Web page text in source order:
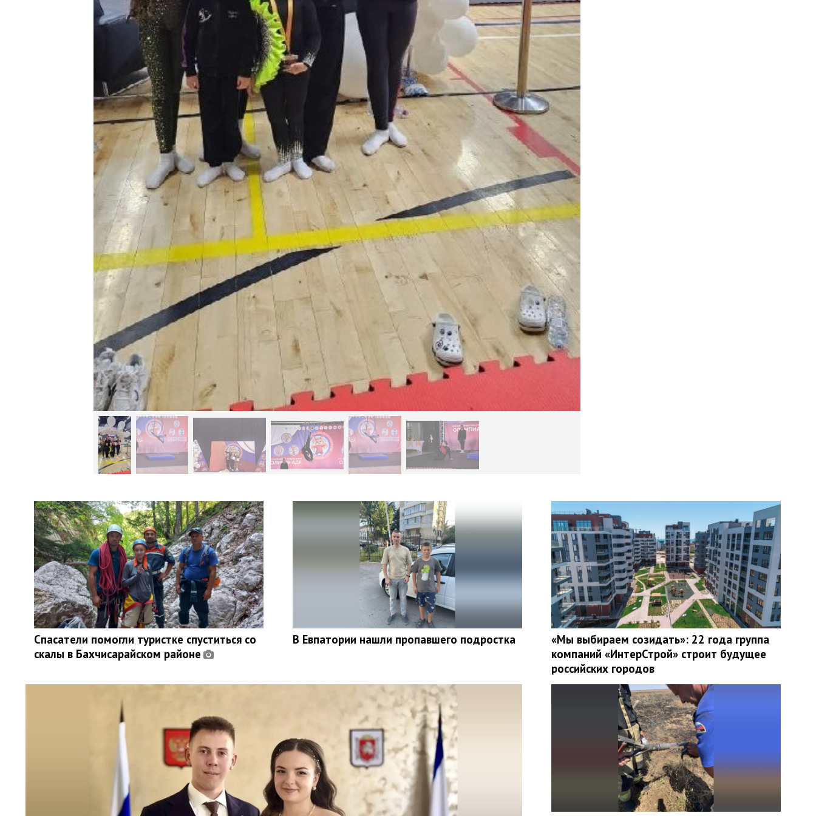
Спасатели помогли туристке спуститься со
скалы в Бахчисарайском районе
В Евпатории нашли пропавшего подростка
«Мы выбираем созидать»: 22 года группа
компаний «ИнтерСтрой» строит будущее
российских городов